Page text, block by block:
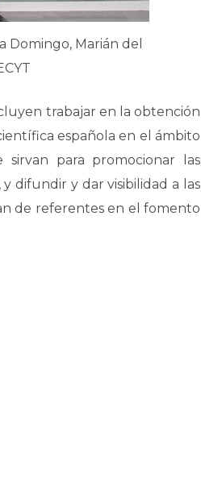
Domingo, Marián del
trabajar en la obtención
española en el ámbito
sirvan para promocionar las
difundir y dar visibilidad a las
de referentes en el fomento